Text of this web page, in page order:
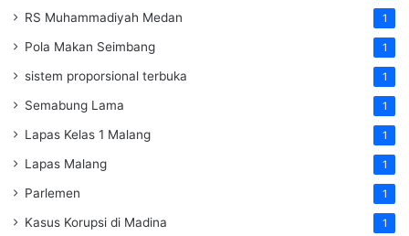
RS Muhammadiyah Medan 1
Pola Makan Seimbang 1
sistem proporsional terbuka 1
Semabung Lama 1
Lapas Kelas 1 Malang 1
Lapas Malang 1
Parlemen 1
Kasus Korupsi di Madina 1